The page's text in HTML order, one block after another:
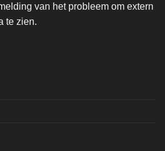
van het probleem om extern
te zien.